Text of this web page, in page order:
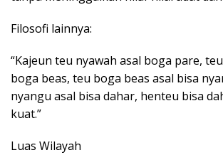
Filosofi lainnya:
“Kajeun teu nyawah asal boga pare,
boga beas, teu boga beas asal bisa
nyangu asal bisa dahar, henteu bisa
kuat.”
Luas Wilayah